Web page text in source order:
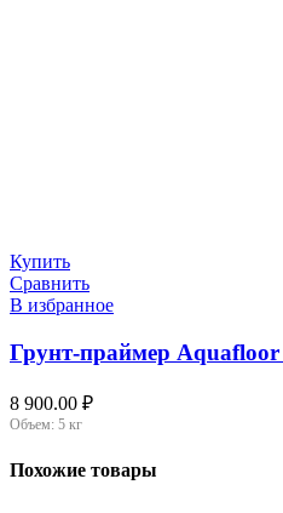
Купить
Сравнить
В избранное
Грунт-праймер
8 900.00 ₽
Объем: 5 кг
Похожие товары